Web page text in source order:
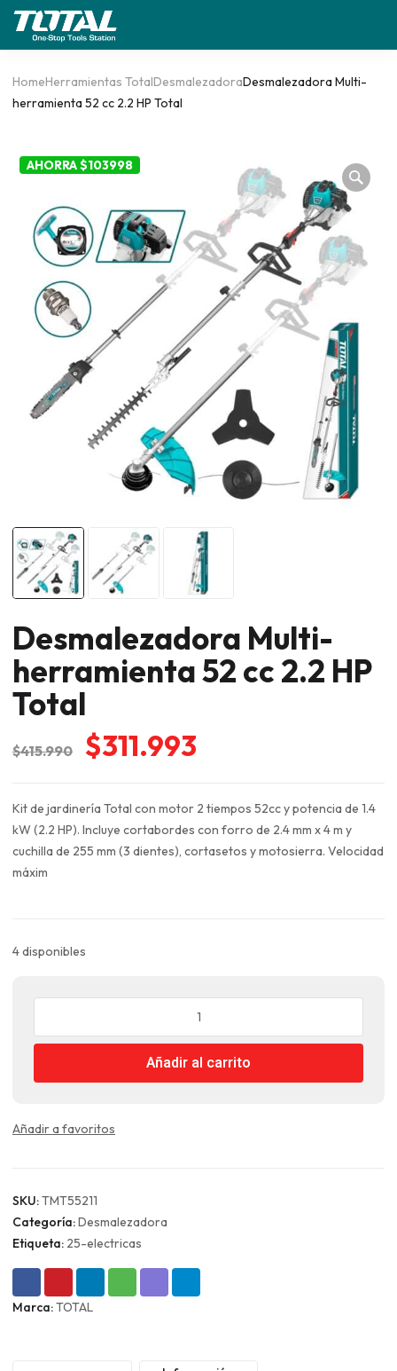
HomeHerramientas TotalDesmalezadoraDesmalezadora Multi-
herramienta 52 cc 2.2 HP Total
AHORRA $103998
Desmalezadora Multi-
herramienta 52 cc 2.2 HP
Total
$415.990
El
original
era:
$415.990.
$311.993
actual
es:
$311.993.
Kit de jardinería Total con motor 2 tiempos 52cc y potencia de 1.4
kW (2.2 HP). Incluye cortabordes con forro de 2.4 mm x 4 m y
cuchilla de 255 mm (3 dientes), cortasetos y motosierra. Velocidad
máxim
4 disponibles
herramienta
cc
HP
Añadir al carrito
Añadir a favoritos
SKU:TMT55211
Categoría:Desmalezadora
Etiqueta: 25-electricas
Marca:TOTAL